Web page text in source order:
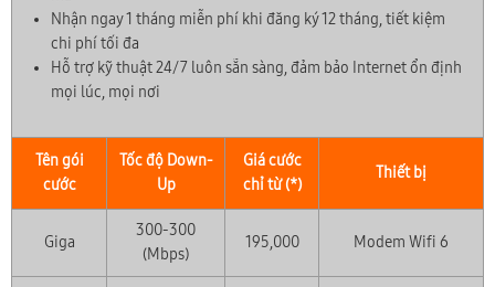
Nhận ngay 1 tháng miễn phí khi đăng ký 12 tháng, tiết kiệm
chi phí tối đa
Hỗ trợ kỹ thuật 24/7 luôn sẵn sàng, đảm bảo Internet ổn định
mọi lúc, mọi nơi
Tên gói
cước
Tốc độ Down-
Up
Giá cước
chỉ từ (*)
Thiết bị
Giga
300-300
(Mbps)
195,000 Modem Wifi 6